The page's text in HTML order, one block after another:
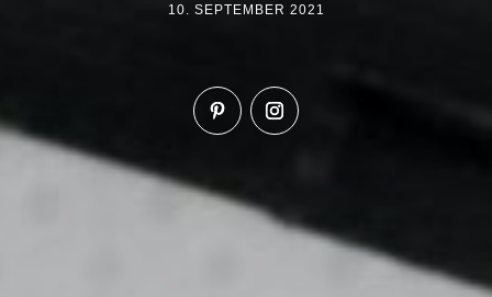
10. SEPTEMBER 2021